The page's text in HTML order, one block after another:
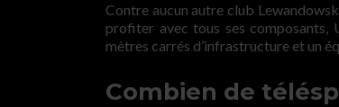
Contre aucun autre club
profiter avec tous ses composants,
mètres carrés d’infrastructure et un
Combien de